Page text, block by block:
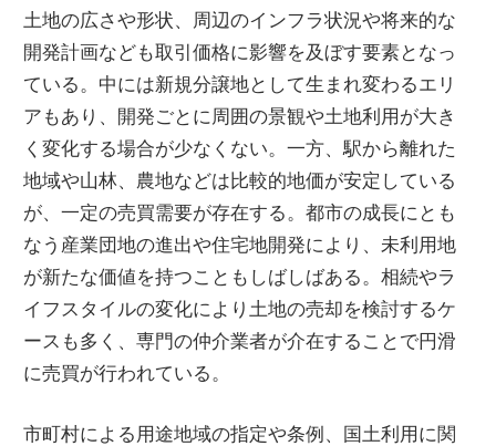
土地の広さや形状、周辺のインフラ状況や将来的な
開発計画なども取引価格に影響を及ぼす要素となっ
ている。中には新規分譲地として生まれ変わるエリ
アもあり、開発ごとに周囲の景観や土地利用が大き
く変化する場合が少なくない。一方、駅から離れた
地域や山林、農地などは比較的地価が安定している
が、一定の売買需要が存在する。都市の成長にとも
なう産業団地の進出や住宅地開発により、未利用地
が新たな価値を持つこともしばしばある。相続やラ
イフスタイルの変化により土地の売却を検討するケ
ースも多く、専門の仲介業者が介在することで円滑
に売買が行われている。
市町村による用途地域の指定や条例、国土利用に関